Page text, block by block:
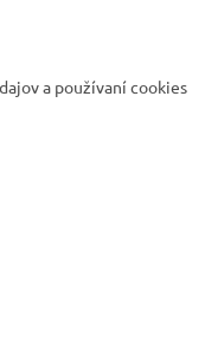
a používaní cookies